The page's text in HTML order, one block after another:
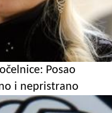
Posao
i nepristrano